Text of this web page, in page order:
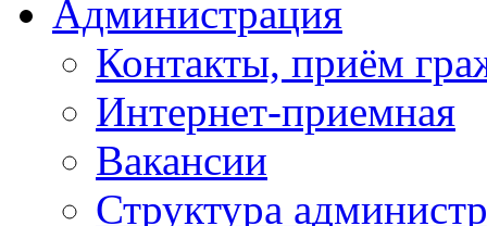
Администрация
Контакты, приём
Интернет-приемная
Вакансии
Структура